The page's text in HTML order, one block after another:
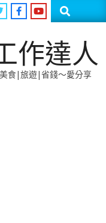
Search
作達人
食|旅遊|省錢～愛分享